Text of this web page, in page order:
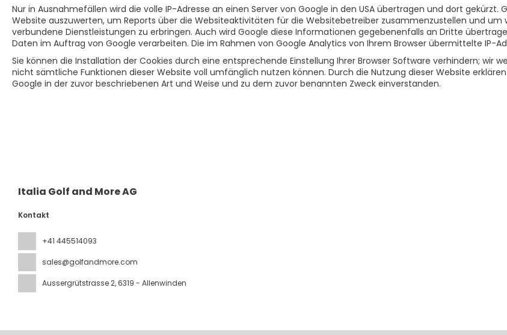
Nur in Ausnahmefällen wird die volle IP-Adresse an einen Server von Google in den USA übertragen und dort
Website auszuwerten, um Reports über die Websiteaktivitäten für die Websitebetreiber zusammenzustellen und
verbundene Dienstleistungen zu erbringen. Auch wird Google diese Informationen gegebenenfalls an Dritte
Daten im Auftrag von Google verarbeiten. Die im Rahmen von Google Analytics von Ihrem Browser übermittelte
Sie können die Installation der Cookies durch eine entsprechende Einstellung Ihrer Browser Software verhindern; wir
nicht sämtliche Funktionen dieser Website voll umfänglich nutzen können. Durch die Nutzung dieser Website
Google in der zuvor beschriebenen Art und Weise und zu dem zuvor benannten Zweck einverstanden.
Italia Golf and More AG
Kontakt
+41 445514093
sales@golfandmore.com
Aussergrütstrasse 2, 6319 - Allenwinden